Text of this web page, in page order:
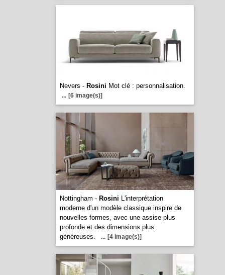
Nevers - Rosini Mot clé : personnalisation.
... [6 image(s)]
Nottingham - Rosini L'interprétation
moderne d'un modèle classique inspire de
nouvelles formes, avec une assise plus
profonde et des dimensions plus
généreuses.
... [4 image(s)]